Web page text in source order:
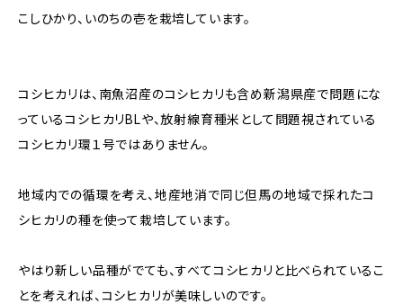
こしひかり、いのちの壱を栽培しています。
コシヒカリは、南魚沼産のコシヒカリも含め新潟県産で問題にな
っているコシヒカリBLや、放射線育種米として問題視されている
コシヒカリ環１号ではありません。
地域内での循環を考え、地産地消で同じ但馬の地域で採れたコ
シヒカリの種を使って栽培しています。
やはり新しい品種がでても、すべてコシヒカリと比べられているこ
とを考えれば、コシヒカリが美味しいのです。